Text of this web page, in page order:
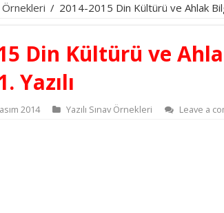
Örnekleri / 2014-2015 Din Kültürü ve Ahlak
Din Kültürü ve
Yazılı
2014 Yazılı Sınav Örnekleri Leave a